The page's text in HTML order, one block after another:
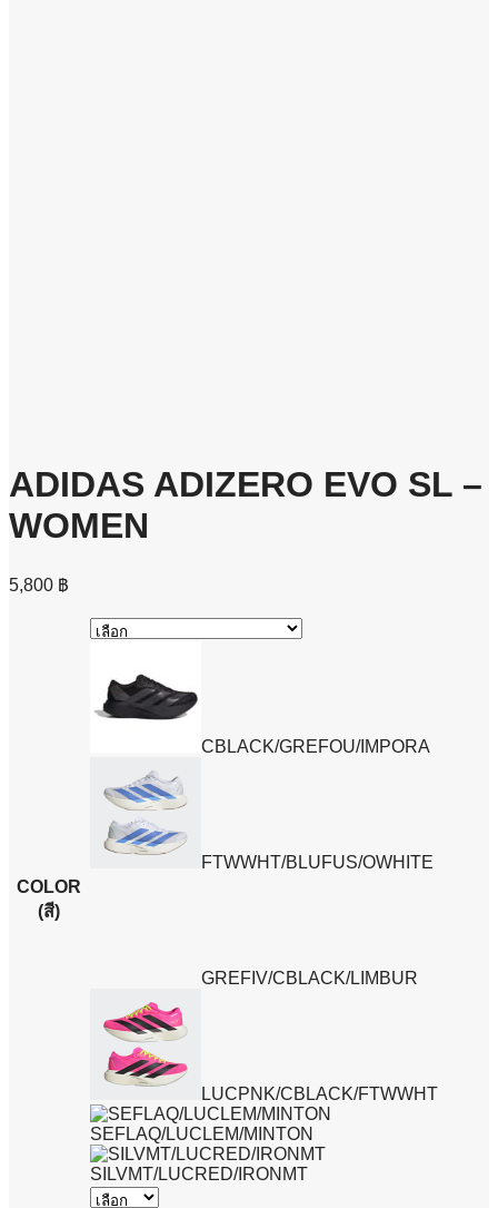
ADIDAS ADIZERO EVO SL –
WOMEN
5,800 ฿
COLOR
(สี)
CBLACK/GREFOU/IMPORA
FTWWHT/BLUFUS/OWHITE
GREFIV/CBLACK/LIMBUR
LUCPNK/CBLACK/FTWWHT
SEFLAQ/LUCLEM/MINTON
SILVMT/LUCRED/IRONMT